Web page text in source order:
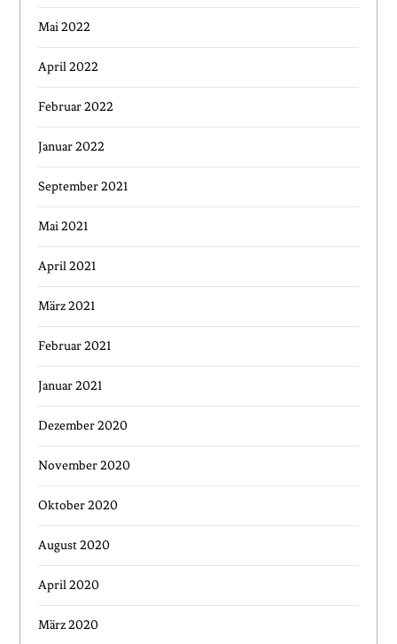
Mai 2022
April 2022
Februar 2022
Januar 2022
September 2021
Mai 2021
April 2021
März 2021
Februar 2021
Januar 2021
Dezember 2020
November 2020
Oktober 2020
August 2020
April 2020
März 2020